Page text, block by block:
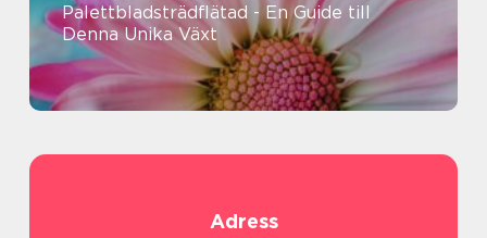
Palettbladsträdflätad - En Guide till
Denna Unika Växt
Adress